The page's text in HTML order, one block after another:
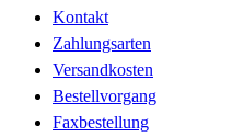
Kontakt
Zahlungsarten
Versandkosten
Bestellvorgang
Faxbestellung